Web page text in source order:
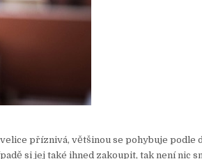
příznivá, většinou se pohybuje podle
si jej také ihned zakoupit, tak není nic